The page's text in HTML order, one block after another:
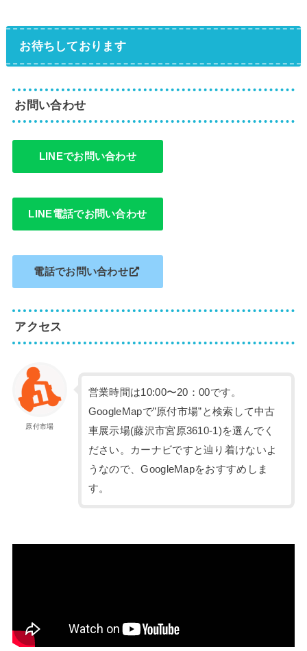
お待ちしております
お問い合わせ
LINEでお問い合わせ
LINE電話でお問い合わせ
電話でお問い合わせ
アクセス
原付市場
営業時間は10:00〜20：00です。
GoogleMapで”原付市場”と検索して中古
車展示場(藤沢市宮原3610-1)を選んでく
ださい。カーナビですと辿り着けないよ
うなので、GoogleMapをおすすめしま
す。